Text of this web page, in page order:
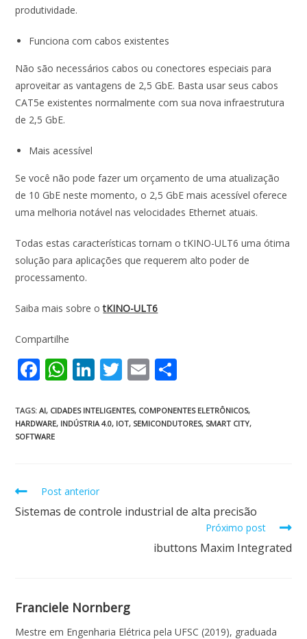
produtividade.
Funciona com cabos existentes
Não são necessários cabos ou conectores especiais para
aproveitar as vantagens de 2,5 GbE. Basta usar seus cabos
CAT5e existentes normalmente com sua nova infraestrutura
de 2,5 GbE.
Mais acessível
Se você não pode fazer um orçamento de uma atualização
de 10 GbE neste momento, o 2,5 GbE mais acessível oferece
uma melhoria notável nas velocidades Ethernet atuais.
Todas estas características tornam o tKINO-ULT6 uma ótima
solução para aplicações que requerem alto poder de
processamento.
Saiba mais sobre otKINO-ULT6
Compartilhe
F
e
b
k
W
at
s
p
Li
k
e
T
itt
er
E
ai
l
ar
e
TAGS:AI, CIDADES INTELIGENTES, COMPONENTES ELETRÔNICOS,
HARDWARE, INDÚSTRIA 4.0, IOT, SEMICONDUTORES, SMART CITY,
SOFTWARE
Post anterior
Sistemas de controle industrial de alta precisão
Próximo post
ibuttons Maxim Integrated
Franciele Nornberg
Mestre em Engenharia Elétrica pela UFSC (2019), graduada